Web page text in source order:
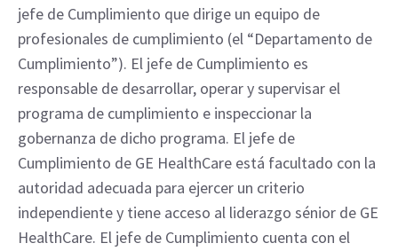
jefe de Cumplimiento que dirige un equipo de
profesionales de cumplimiento (el “Departamento de
Cumplimiento”). El jefe de Cumplimiento es
responsable de desarrollar, operar y supervisar el
programa de cumplimiento e inspeccionar la
gobernanza de dicho programa. El jefe de
Cumplimiento de GE HealthCare está facultado con la
autoridad adecuada para ejercer un criterio
independiente y tiene acceso al liderazgo sénior de GE
HealthCare. El jefe de Cumplimiento cuenta con el